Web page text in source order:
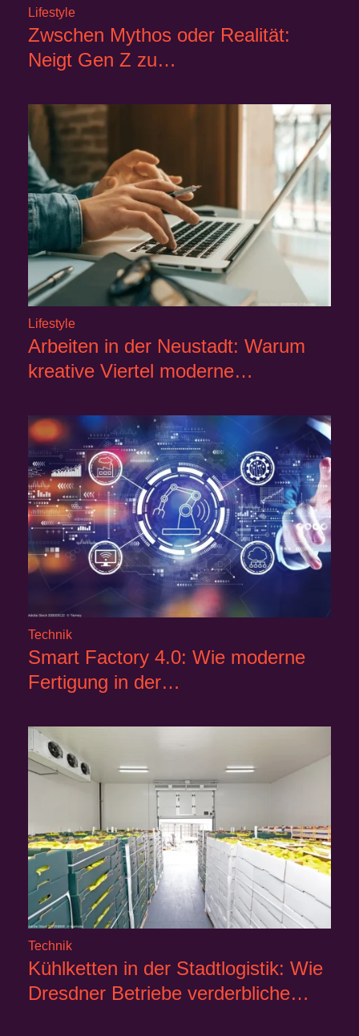
Lifestyle
Zwschen Mythos oder Realität:
Neigt Gen Z zu…
Lifestyle
Arbeiten in der Neustadt: Warum
kreative Viertel moderne…
Technik
Smart Factory 4.0: Wie moderne
Fertigung in der…
Technik
Kühlketten in der Stadtlogistik: Wie
Dresdner Betriebe verderbliche…